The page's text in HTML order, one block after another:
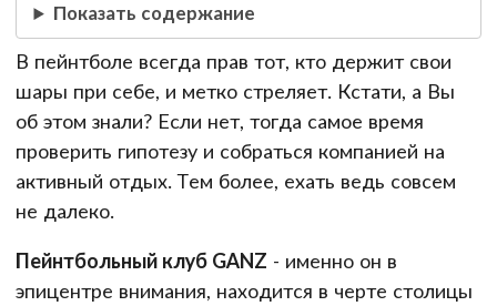
Показать содержание
В пейнтболе всегда прав тот, кто держит свои
шары при себе, и метко стреляет. Кстати, а Вы
об этом знали? Если нет, тогда самое время
проверить гипотезу и собраться компанией на
активный отдых. Тем более, ехать ведь совсем
не далеко.
Пейнтбольный клуб GANZ - именно он в
эпицентре внимания, находится в черте столицы